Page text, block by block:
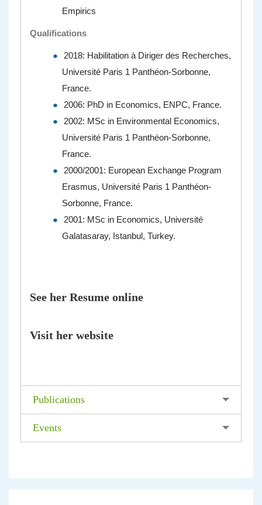
Empirics
Qualifications
2018: Habilitation à Diriger des Recherches,
Université Paris 1 Panthéon-Sorbonne,
France.
2006: PhD in Economics, ENPC, France.
2002: MSc in Environmental Economics,
Université Paris 1 Panthéon-Sorbonne,
France.
2000/2001: European Exchange Program
Erasmus, Université Paris 1 Panthéon-
Sorbonne, France.
2001: MSc in Economics, Université
Galatasaray, Istanbul, Turkey.
See her Resume online
Visit her website
Publications
Events